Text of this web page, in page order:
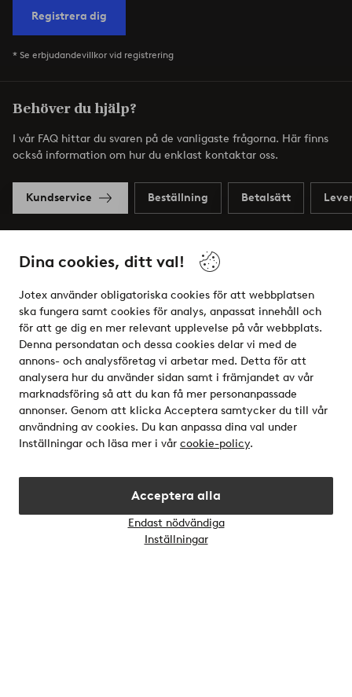
Dina cookies, ditt val!
Jotex använder obligatoriska cookies för att webbplatsen
ska fungera samt cookies för analys, anpassat innehåll och
för att ge dig en mer relevant upplevelse på vår webbplats.
Denna persondatan och dessa cookies delar vi med de
annons- och analysföretag vi arbetar med. Detta för att
analysera hur du använder sidan samt i främjandet av vår
marknadsföring så att du kan få mer personanpassade
annonser. Genom att klicka Acceptera samtycker du till vår
användning av cookies. Du kan anpassa dina val under
Inställningar och läsa mer i vår cookie-policy.
Acceptera alla
Endast nödvändiga
Inställningar
Registrera dig
* Se erbjudandevillkor vid registrering
Behöver du hjälp?
I vår FAQ hittar du svaren på de vanligaste frågorna. Här finns
också information om hur du enklast kontaktar oss.
Kundservice Beställning Betalsätt
Mina sidor
Om Jotex
Våra tjänster
Villkor
Vänner
Säkra betalningar - Betala direkt eller dela upp